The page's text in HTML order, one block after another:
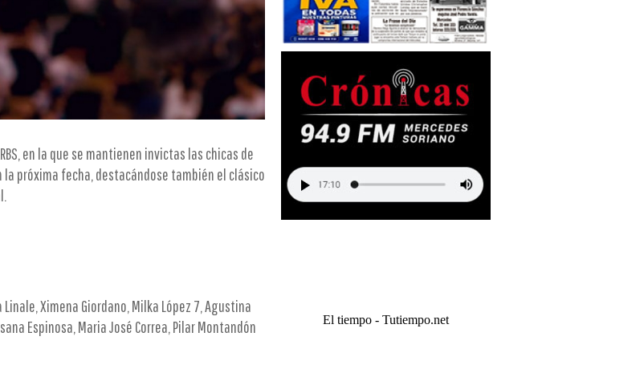
en la que se mantienen invictas las chicas de
la próxima fecha, destacándose también el clásico
Ximena Giordano, Milka López 7, Agustina
Espinosa, Maria José Correa, Pilar Montandón
El tiempo - Tutiempo.net